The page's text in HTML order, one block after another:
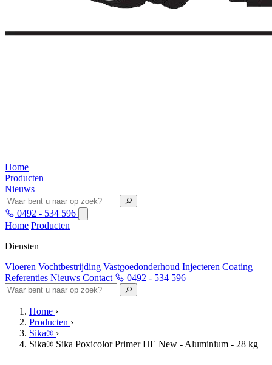
Home
Producten
Nieuws
0492 - 534 596
Home Producten
Diensten
Vloeren Vochtbestrijding Vastgoedonderhoud Injecteren Coating
Referenties Nieuws Contact 0492 - 534 596
Home ›
Producten ›
Sika® ›
Sika® Sika Poxicolor Primer HE New - Aluminium - 28 kg